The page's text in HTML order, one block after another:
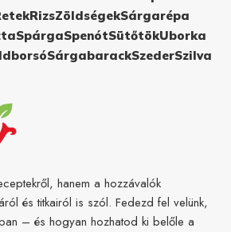
RizsZöldségekSárgarépa
SpárgaSpenótSütőtökUborka
SárgabarackSzederSzilva
hanem a hozzávalók
és titkairól is szól. Fedezd fel velünk,
– és hogyan hozhatod ki belőle a